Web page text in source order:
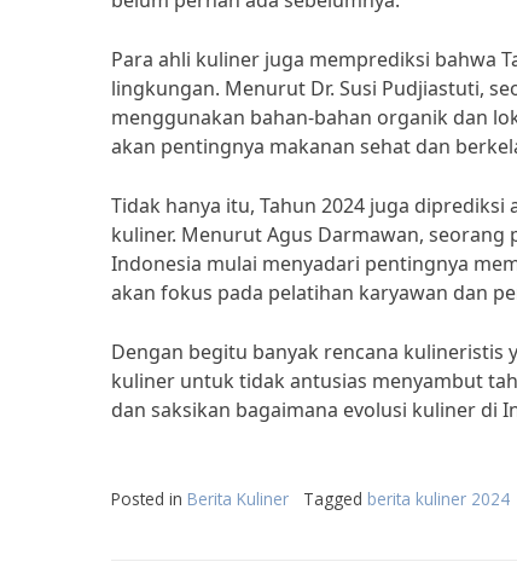
Para ahli kuliner juga memprediksi bahwa
lingkungan. Menurut Dr. Susi Pudjiastuti,
menggunakan bahan-bahan organik dan
akan pentingnya makanan sehat dan
Tidak hanya itu, Tahun 2024 juga
kuliner. Menurut Agus Darmawan, seorang
Indonesia mulai menyadari pentingnya
akan fokus pada pelatihan karyawan dan
Dengan begitu banyak rencana kulineristis
kuliner untuk tidak antusias menyambut
dan saksikan bagaimana evolusi kuliner di
Posted in Berita Kuliner Tagged berita kuliner 2024